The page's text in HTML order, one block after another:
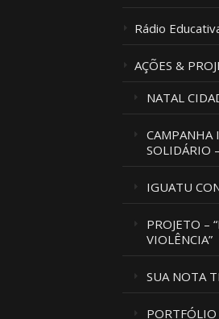
Rádio
AÇÕES &
NATAL
CAMPANHA
SOLIDÁRIO
IGUATU
PROJETO –
VIOLÊNCIA”
SUA NOTA